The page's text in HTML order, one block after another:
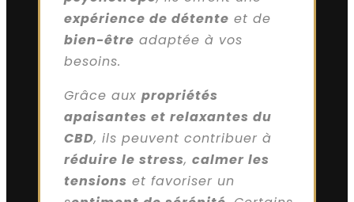
expérience de détente et de
bien-être adaptée à vos
besoins.
Grâce aux propriétés
apaisantes et relaxantes du
CBD, ils peuvent contribuer à
réduire le stress, calmer les
tensions et favoriser un